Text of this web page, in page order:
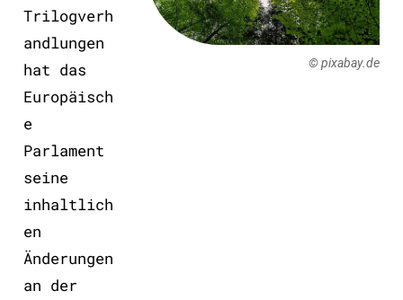
Trilogverh
andlungen
hat das
Europäisch
e
Parlament
seine
inhaltlich
en
Änderungen
an der
© pixabay.de